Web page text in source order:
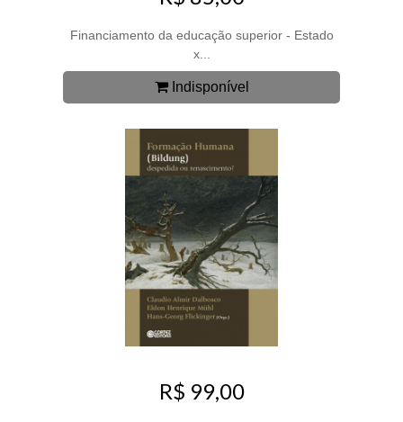
Financiamento da educação superior - Estado
x...
Indisponível
R$ 99,00